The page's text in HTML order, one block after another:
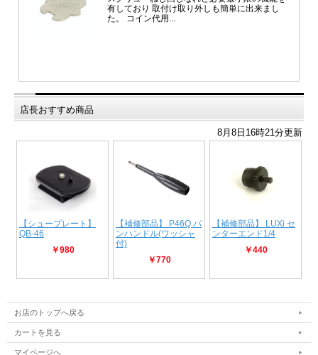
店長おすすめ商品
お店のトップへ戻る
カートを見る
マイページへ